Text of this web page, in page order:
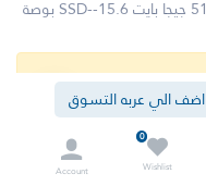
اضف الي عربه التسوق
0
Wishlist
Account
معالج انتل كور i5-1235U-8 جيجا بايت رام-512 جيجا بايت SSD--15.6 بوصة